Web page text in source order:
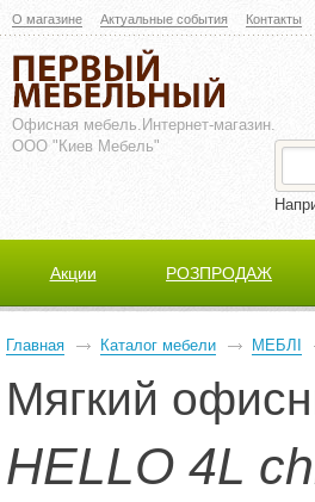
О магазине Актуальные события Контакты
Офисная мебель. Интернет-магазин.
ООО "Киев Мебель"
Акции РОЗПРОДАЖ
Главная Каталог мебели МЕБЛІ
Мягкий
HELLO 4L